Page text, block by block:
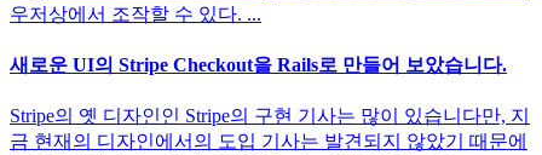
우저상에서 조작할 수 있다. ...
새로운 UI의 Stripe Checkout을 Rails로 만들어 보았습니다.
Stripe의 옛 디자인인 Stripe의 구현 기사는 많이 있습니다만, 지
금 현재의 디자인에서의 도입 기사는 발견되지 않았기 때문에